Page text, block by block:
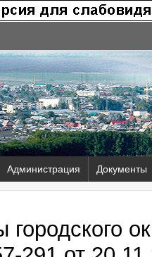
Администрация Документы